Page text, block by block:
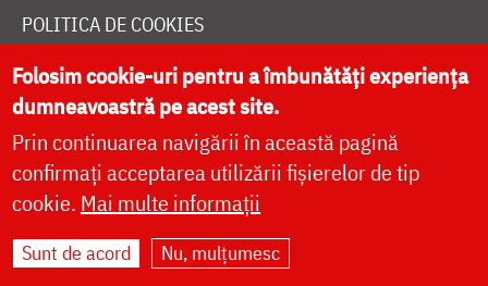
POLITICA DE COOKIES
DONEAZĂ ONLINE PENTRU CATEDRALA NAȚIONALĂ
LIVE
Site dezvoltat deDOXOLOGIA MEDIA
Arhiepiscopia Iașilor | ©
Folosim cookie-uri pentru a îmbunătăți experiența
dumneavoastră pe acest site.
Prin continuarea navigării în această pagină
confirmați acceptarea utilizării fișierelor de tip
cookie. Mai multe informații
Sunt de acord Nu, mulțumesc